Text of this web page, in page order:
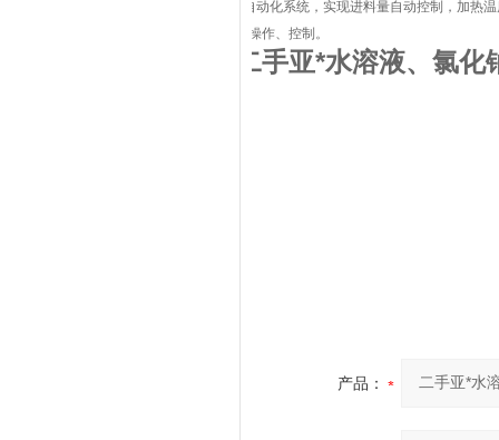
6．设备可配置自动化系统，实现进料量自动控制，加热
它报警等自动化操作、控制。
二手亚*水溶液、氯
产品：